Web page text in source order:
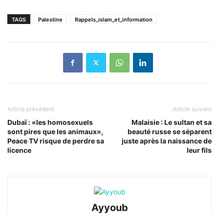
TAGS Palestine Rappels_islam_et_information
Article précédent
Dubaï : «les homosexuels
sont pires que les animaux»,
Peace TV risque de perdre sa
licence
Article suivant
Malaisie : Le sultan et sa
beauté russe se séparent
juste après la naissance de
leur fils
Ayyoub